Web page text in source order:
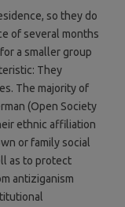
so they do
of several months
a smaller group
They
The majority of
(Open Society
ethnic affiliation
or family social
as to protect
antiziganism